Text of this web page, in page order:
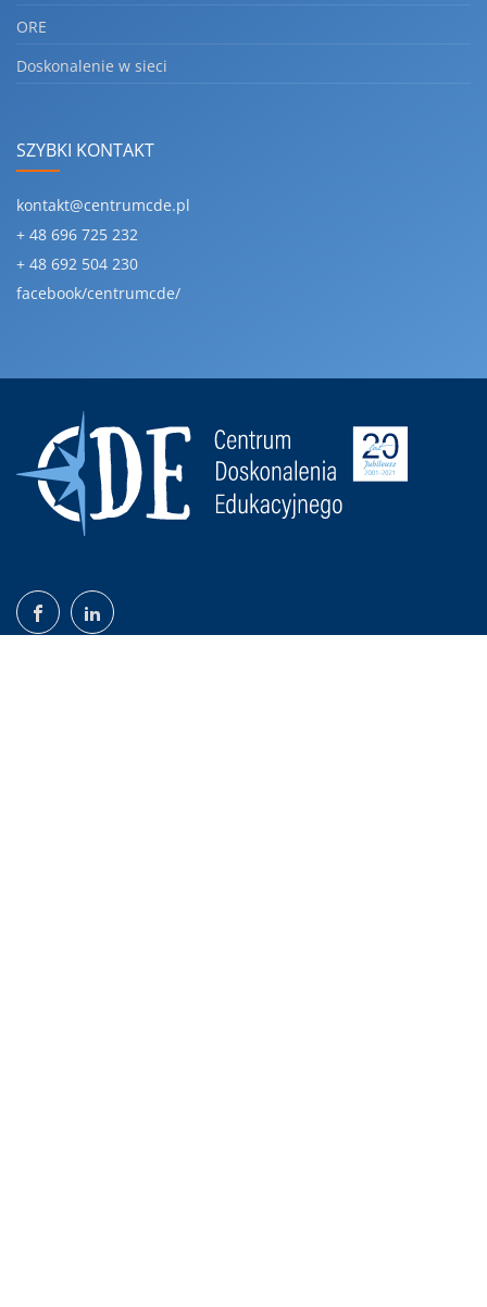
ORE
Doskonalenie w sieci
SZYBKI KONTAKT
kontakt@centrumcde.pl
+ 48 696 725 232
+ 48 692 504 230
facebook/centrumcde/